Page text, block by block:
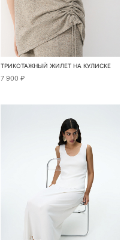
ТРИКОТАЖНЫЙ ЖИЛЕТ НА КУЛИСКЕ
7 900 ₽